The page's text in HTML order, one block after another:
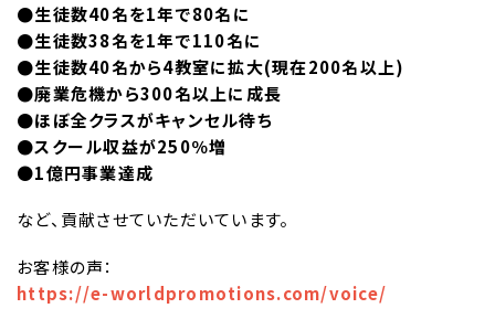
●生徒数40名を1年で80名に
●生徒数38名を1年で110名に
●生徒数40名から4教室に拡大(現在200名以上)
●廃業危機から300名以上に成長
●ほぼ全クラスがキャンセル待ち
●スクール収益が250％増
●1億円事業達成
など、貢献させていただいています。
お客様の声：
https://e-worldpromotions.com/voice/